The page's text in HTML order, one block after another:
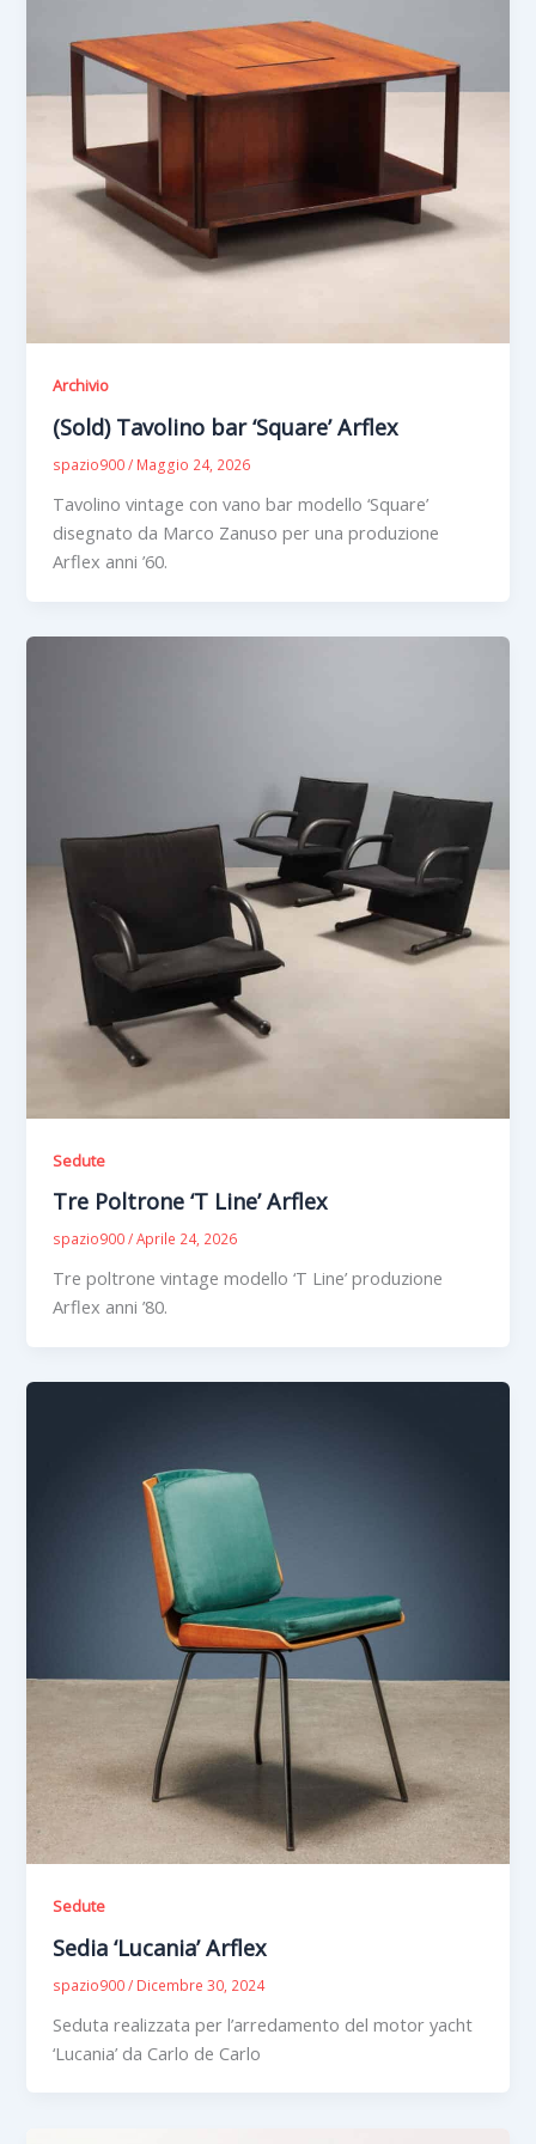
Archivio
(Sold) Tavolino bar ‘Square’ Arflex
spazio900/ Maggio 24, 2026
Tavolino vintage con vano bar modello ‘Square’
disegnato da Marco Zanuso per una produzione
Arflex anni ’60.
Sedute
Tre Poltrone ‘T Line’ Arflex
spazio900/Aprile 24, 2026
Tre poltrone vintage modello ‘T Line’ produzione
Arflex anni ’80.
Sedute
Sedia ‘Lucania’ Arflex
spazio900/ Dicembre 30, 2024
Seduta realizzata per l’arredamento del motor yacht
‘Lucania’ da Carlo de Carlo